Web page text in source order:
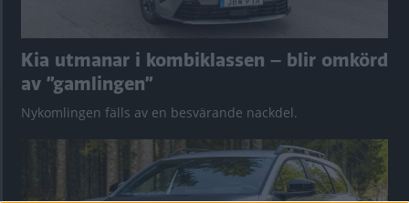
Kia utmanar i kombiklassen – blir omkörd
av ”gamlingen”
Nykomlingen fälls av en besvärande nackdel.